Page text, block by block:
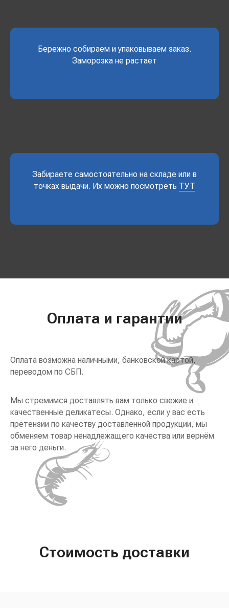
Бережно собираем и упаковываем заказ.
Заморозка не растает
Забираете самостоятельно на складе или в
точках выдачи. Их можно посмотреть ТУТ
Оплата и гарантии
Оплата возможна наличными, банковской картой,
переводом по СБП.
Мы стремимся доставлять вам только свежие и
качественные деликатесы. Однако, если у вас есть
претензии по качеству доставленной продукции, мы
обменяем товар ненадлежащего качества или вернём
за него деньги.
Стоимость доставки